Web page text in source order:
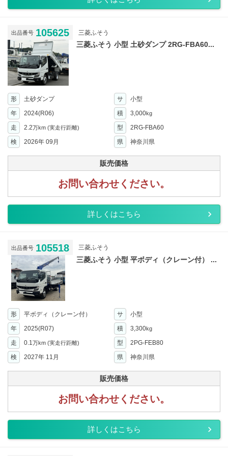
出品番号 105625 三菱ふそう
三菱ふそう 小型 土砂ダンプ 2RG-FBA60...
形 土砂ダンプ サ
小型
年
2024(R06) 積 3,000kg
走 2.2万km (実走行距離) 型
2RG-FBA60
検
2026年 09月 県 神奈川県
販売価格
お問い合わせください。
詳しくはこちら
出品番号 105518 三菱ふそう
三菱ふそう 小型 平ボディ（クレーン付） ...
形 平ボディ（クレーン付） サ
小型
年
2025(R07) 積 3,300kg
走 0.1 万km (実走行距離) 型
2PG-FEB80
検
2027年 11月 県 神奈川県
販売価格
お問い合わせください。
詳しくはこちら